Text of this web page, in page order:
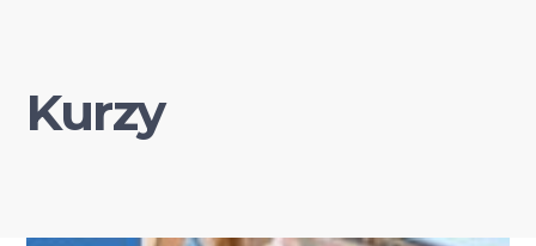
Kurzy